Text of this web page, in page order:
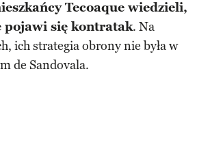
Tecoaque wiedzieli,
pojawi się kontratak. Na
ich strategia obrony nie była w
de Sandovala.